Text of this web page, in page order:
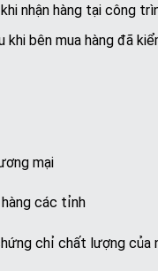
nhận hàng tại công
khi bên mua hàng đã
mại
hàng các tỉnh
chỉ chất lượng của